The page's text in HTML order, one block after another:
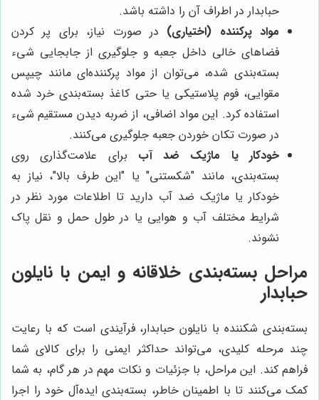
حبابدار در اطراف آن را داشته باشد.
مواد پرکننده (اختیاری) در صورت نیاز، برای پر کردن
فضاهای خالی داخل جعبه و جلوگیری از جابجایی شیء
بسته‌بندی شده، می‌توان از مواد پرکننده‌ای مانند چیپس
مقوایی، فوم پلاستیکی یا حتی کاغذ بسته‌بندی خرد شده
استفاده کرد. این مواد اضافی، از ضربه دیدن مستقیم شیء
در صورت تکان خوردن جعبه جلوگیری می‌کنند.
خودکار یا ماژیک ضد آب برای علامت‌گذاری روی
بسته‌بندی، مانند "شکستنی" یا "این طرف بالا"، نیاز به
خودکار یا ماژیک ضد آب دارید تا اطلاعات مورد نظر در
شرایط مختلف آب و هوایی یا در طول حمل و نقل پاک
نشوند.
مراحل بسته‌بندی خلاقانه و ایمن با نایلون
حبابدار
بسته‌بندی شکننده با نایلون حبابدار، فرآیندی است که با رعایت
چند مرحله کلیدی، می‌تواند حداکثر ایمنی را برای کالای شما
فراهم کند. این مراحل، با جزئیات و نکات مهم در هر گام، به شما
کمک می‌کنند تا با اطمینان خاطر، بسته‌بندی ایده‌آل خود را اجرا